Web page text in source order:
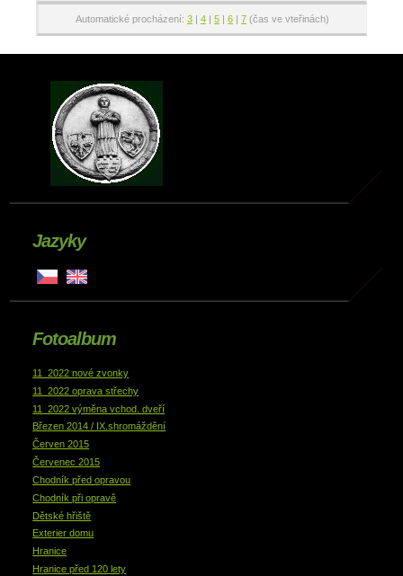
Automatické procházení: 3 | 4 | 5 | 6 | 7 (čas ve vteřinách)
Jazyky
Fotoalbum
11_2022 nové zvonky
11_2022 oprava střechy
11_2022 výměna vchod. dveří
Březen 2014 / IX.shromáždění
Červen 2015
Červenec 2015
Chodník před opravou
Chodník při opravě
Dětské hřiště
Exterier domu
Hranice
Hranice před 120 lety